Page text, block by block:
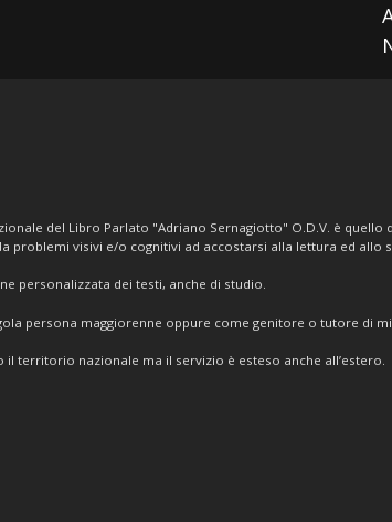
del Libro Parlato "Adriano Sernagiotto" O.D.V. è quello
problemi visivi e/o cognitivi ad accostarsi alla lettura ed allo
personalizzata dei testi, anche di studio.
persona maggiorenne oppure come genitore o tutore di
territorio nazionale ma il servizio è esteso anche all’estero.